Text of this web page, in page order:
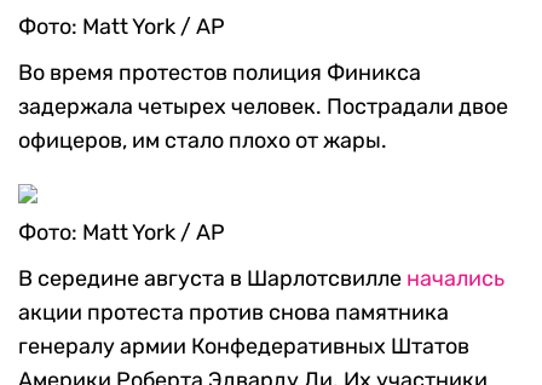
Фото: Matt York / AP
Во время протестов полиция Финикса
задержала четырех человек. Пострадали двое
офицеров, им стало плохо от жары.
Фото: Matt York / AP
В середине августа в Шарлотсвилле начались
акции протеста против снова памятника
генералу армии Конфедеративных Штатов